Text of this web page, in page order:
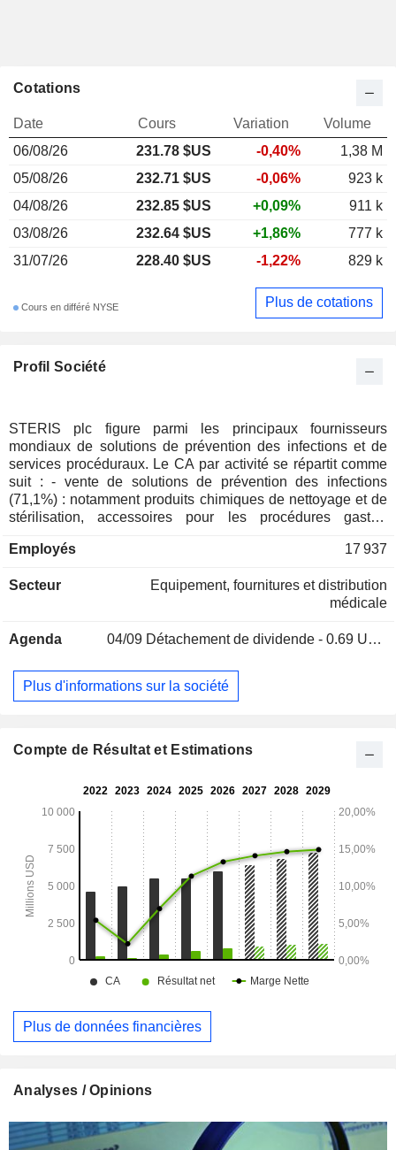
Profil Société
STERIS plc figure parmi les principaux fournisseurs
mondiaux de solutions de prévention des infections et de
services procéduraux. Le CA par activité se répartit comme
suit : - vente de solutions de prévention des infections
(71,1%) : notamment produits chimiques de nettoyage et de
stérilisation, accessoires pour les procédures gastro-
dans la salle d'opération (notamment tables chirurgicales,
propose des services spécialisés de soins de santé
(prestations de services de stérilisation, de réparation et de
d'amélioration des processus personnalisés dans des
stérilisation appliquées (19%) : développement sous contrat
de modalités de stérilisation et de services de tests en
consommables et d'équipements de maintenance (9,9%) :
d'équipements (21,7%). La répartition géographique du CA
est la suivante : Irlande (2%), Etats-Unis (73,4%) et autres
(24,6%).
Employés 17 937
Secteur
Equipement, fournitures et distribution
médicale
Agenda 04/09 Détachement de dividende - 0.69 USD
Plus d'informations sur la société
Cotations
Date Cours Variation
Volume
06/08/26
231.78 $US -0,40%
1,38 M
05/08/26
232.71 $US -0,06%
923 k
04/08/26
232.85 $US +0,09%
911 k
03/08/26
232.64 $US +1,86%
777 k
31/07/26
228.40 $US -1,22% 829 k
Cours en différé NYSE Plus de cotations
Compte de Résultat et Estimations
Plus de données financières
Analyses / Opinions